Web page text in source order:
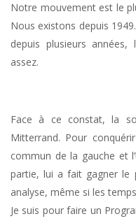
Notre mouvement est le
Nous existons depuis
depuis plusieurs
assez.
Face à ce constat, la
Mitterrand. Pour
commun de la gauche et
partie, lui a fait gagner le
analyse, même si les
Je suis pour faire un